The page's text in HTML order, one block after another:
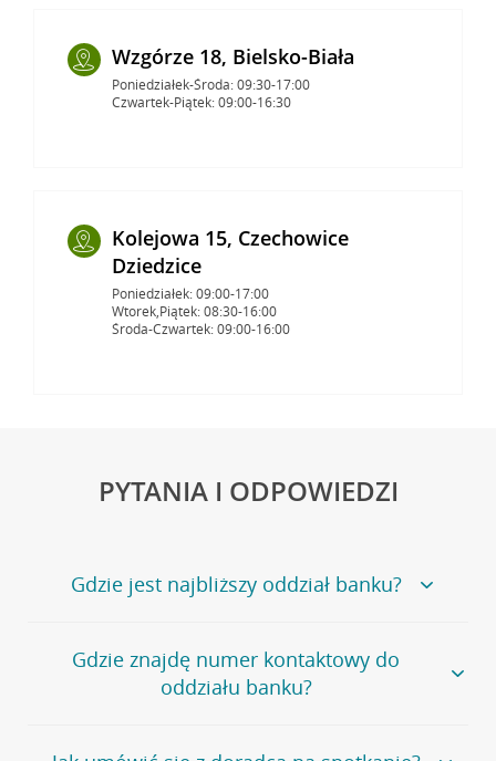
Wzgórze 18, Bielsko-Biała
Poniedziałek-Środa: 09:30-17:00
Czwartek-Piątek: 09:00-16:30
Kolejowa 15, Czechowice
Dziedzice
Poniedziałek: 09:00-17:00
Wtorek,Piątek: 08:30-16:00
Środa-Czwartek: 09:00-16:00
PYTANIA I ODPOWIEDZI
Gdzie jest najbliższy oddział banku?
Jeśli szukasz oddziału naszego banku, zapraszamy na
stronęPlacówki i bankomaty, na której znajduje się
wygodna wyszukiwarka.
oddziałów
Gdzie znajdę numer kontaktowy do
oddziału banku?
Bank Credit Agricole nie udostępnia ogólnego numeru